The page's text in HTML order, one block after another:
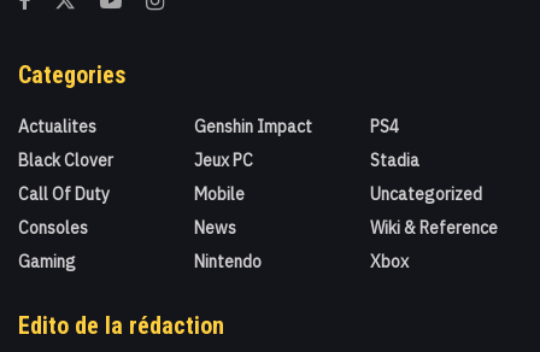
Categories
Actualites
Black Clover
Call Of Duty
Consoles
Gaming
Genshin Impact
Jeux PC
Mobile
News
Nintendo
PS4
Stadia
Uncategorized
Wiki & Reference
Xbox
Edito de la rédaction